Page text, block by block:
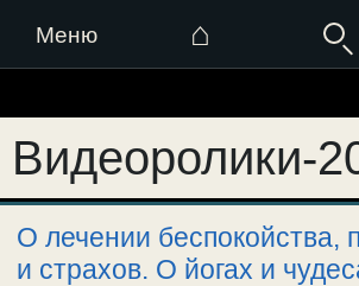
Меню ⌂
к
содержимому
Видеоролики-
О лечении беспокойства,
и страхов. О йогах и